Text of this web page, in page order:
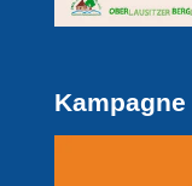
Kampagne